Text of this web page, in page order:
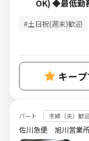
OK) ◆最低勤
#土日祝(週末)歓迎
キー
パート 主婦（夫）歓
佐川急便 旭川営業